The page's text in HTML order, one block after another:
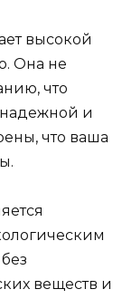
высокой
Она не
что
надежной и
что ваша
веществ и